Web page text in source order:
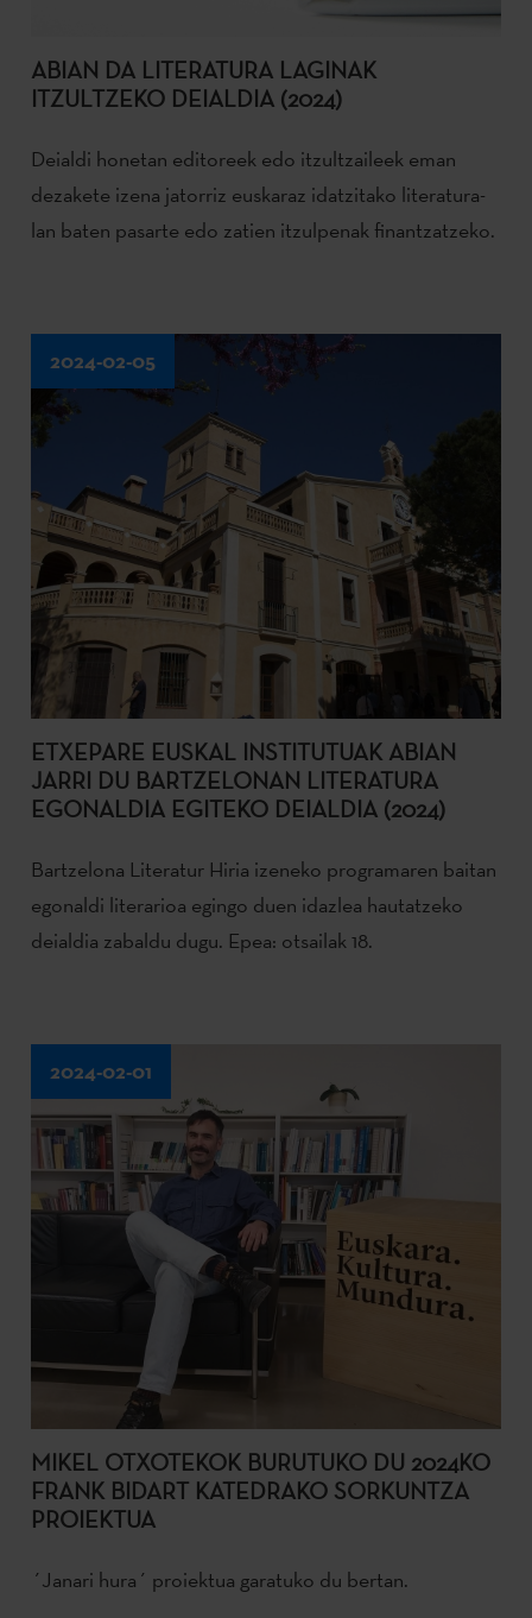
ABIAN DA LITERATURA LAGINAK
ITZULTZEKO DEIALDIA (2024)
Deialdi honetan editoreek edo itzultzaileek eman
dezakete izena jatorriz euskaraz idatzitako literatura-
lan baten pasarte edo zatien itzulpenak finantzatzeko.
2024-02-05
ETXEPARE EUSKAL INSTITUTUAK ABIAN
JARRI DU BARTZELONAN LITERATURA
EGONALDIA EGITEKO DEIALDIA (2024)
Bartzelona Literatur Hiria izeneko programaren baitan
egonaldi literarioa egingo duen idazlea hautatzeko
deialdia zabaldu dugu. Epea: otsailak 18.
2024-02-01
MIKEL OTXOTEKOK BURUTUKO DU 2024KO
FRANK BIDART KATEDRAKO SORKUNTZA
PROIEKTUA
´Janari hura´ proiektua garatuko du bertan.